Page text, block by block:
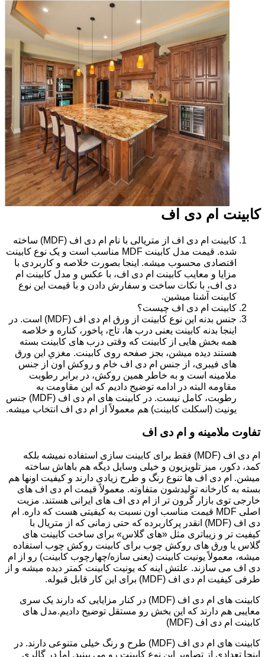
کابینت ام دی اف
کابینت ام دی اف از متریالی با نام ام دی اف (MDF) ساخته
شده. قیمت مدل کابینت MDF مناسب است و یک نوع کابینت
اقتصادی محسوب میشه. اینجا بصورت خلاصه و کاربردی با
مزایا و معایب کابینت ام دی اف، با عکس و مدل کابینت ام
دی اف، با نکات ساخت و سفارش دادن و با قیمت این نوع
کابینت آشنا میشین.
کابینت ام دی اف چیست؟
جنس بدنه این نوع کابینت از ورق ام دی اف (MDF) است. در
اینجا بدنه کابینت یعنی درب ها، تاج، پاخور، کناره و خلاصه
همه بخش هایی از کابینت که وقتی درب های کابینت بسته
هستند دیده میشن، بجز صفحه روی کابینت. مغزیِ این ورق
های فیبری، از جنس ام دی اف خام و روکش اون از جنس
ملامینه است و به خاطر همین روکش، در برابر رطوبت
مقاومه البته در ادامه توضیح دادیم که این مقاومت به
رطوبت، کامل نیست. در کابینت های ام دی اف (MDF) جنس
یونیت (اسکلت کابینت) هم معمولاً از ام دی اف انتخاب میشه.
تفاوت ملامینه و ام دی اف
ام دی اف (MDF) فقط برای کابینت سازی استفاده نمیشه بلکه
کمد، دکور، میز تلویزیون و خیلی وسایل دیگه هم باهاش ساخته
میشن. ام دی اف ها تنوع رنگ و طرح زیادی دارند و کیفیت اونها هم
بسته به کارخانه تولیدشون متفاوته. معمولاً قیمت ام دی اف های
خارجی توی بازار گرون تر از ام دی اف های ایرانی هستند. مزیت
اصلی MDF قیمت مناسب اون نسبت به کیفیتی هست که داره. ام
دی اف (MDF) انقدر پرکاربرده که حتی زمانی که از متریال با
کیفیت تر و زیباتری مثل «های گلاس» برای ساخت کابینت های
گلاس یا ورق های روکش چوب برای کابینت روکش چوب استفاده
میشه، معمولاً یونیت کابینت (یعنی سازه/چهارچوب کابینت) رو از ام
دی اف می سازند. علتش اینه که یونیت کابینت کمتر دیده میشه و از
طرفی کیفیت ام دی اف (MDF) برای این کار قابل قبوله.
کابینت های ام دی اف (MDF) در کنار مزایایی که دارند یک سری
معایبی هم دارند که این بخش رو مستقل توضیح دادیم.مدل های
کابینت ام دی اف (MDF)
کابینت های ام دی اف (MDF) طرح و رنگ خیلی متنوعی دارند. در
اینجا تعدادی از تصاویر این نوع کابینت رو می بینید. اما در گالری